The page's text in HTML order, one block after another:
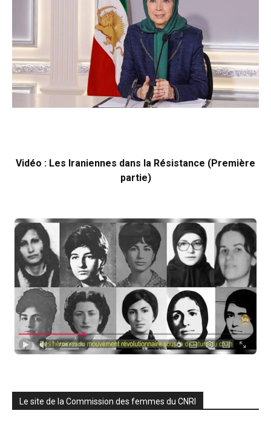
Vidéo : Les Iraniennes dans la Résistance (Première
partie)
Le site de la Commission des femmes du CNRI